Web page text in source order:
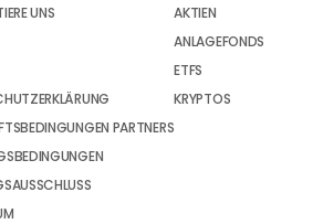
UNS
PARTNERS
AKTIEN
ANLAGEFONDS
ETFS
KRYPTOS